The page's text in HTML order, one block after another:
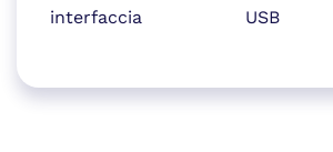
interfaccia
USB